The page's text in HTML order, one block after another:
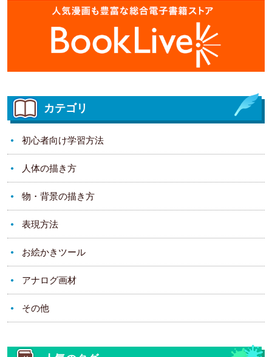
カテゴリ
初心者向け学習方法
人体の描き方
物・背景の描き方
表現方法
お絵かきツール
アナログ画材
その他